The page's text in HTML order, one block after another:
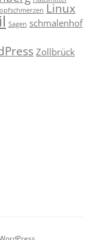
Linux
Sagen schmalenhof
Zollbrück